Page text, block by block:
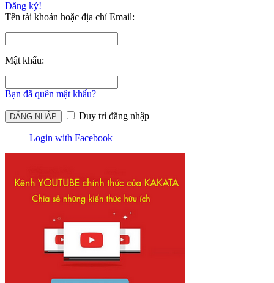
Đăng ký!
Tên tài khoản hoặc địa chỉ Email:
Mật khẩu:
Bạn đã quên mật khẩu?
Duy trì đăng nhập
Login with Facebook